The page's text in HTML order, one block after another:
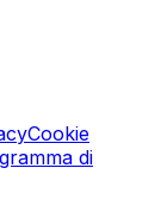
Cookie
di